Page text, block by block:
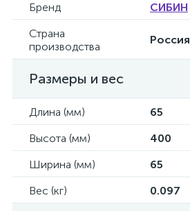
Бренд
СИБИН
Страна
производства
Россия
Размеры и вес
Длина (мм)
65
Высота (мм)
400
Ширина (мм)
65
Вес (кг)
0.097